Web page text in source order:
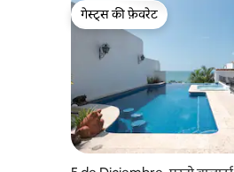
गेस्ट्स की फ़ेवरेट
गेस्ट्स की फ़ेवरेट